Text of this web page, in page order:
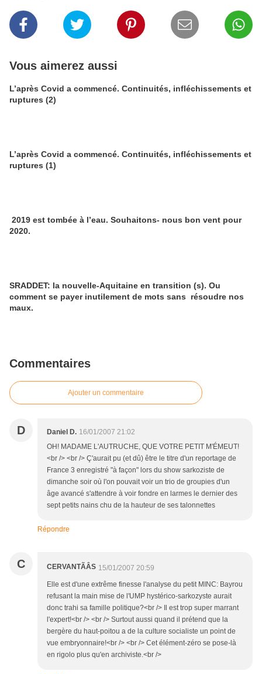
Vous aimerez aussi
L’après Covid a commencé. Continuités, infléchissements et
ruptures (2)
L’après Covid a commencé. Continuités, infléchissements et
ruptures (1)
2019 est tombée à l’eau. Souhaitons- nous bon vent pour
2020.
SRADDET: la nouvelle-Aquitaine en transition (s). Ou
comment se payer inutilement de mots sans résoudre nos
maux.
Commentaires
Ajouter un commentaire
D Daniel D. 16/01/2007 21:02
OH! MADAME L'AUTRUCHE, QUE VOTRE PETIT M'ÉMEUT!
<br /> <br /> Ç'aurait pu (et dû) être le titre d'un reportage de
France 3 enregistré "à façon" lors du show sarkoziste de
dimanche soir où l'on pouvait voir un trio de groupies d'un
âge avancé s'attendre à voir fondre en larmes le dernier des
sept petits nains chu de la hauteur de ses talonnettes
Répondre
C CERVANTÃÂS 15/01/2007 20:59
Elle est d'une extrême finesse l'analyse du petit MINC: Bayrou
refusant la main mise de l'UMP hystérico-sarkozyste aurait
donc trahi sa famille politique?<br /> Il est trop super marrant
l'expert!<br /> <br /> Surtout aussi quand il prétend que la
bergère du haut-poitou a de la culture socialiste un point de
vue embryonnaire!<br /> <br /> Cet élément-zéro se pose-là
en rigolo plus qu'en archiviste.<br />